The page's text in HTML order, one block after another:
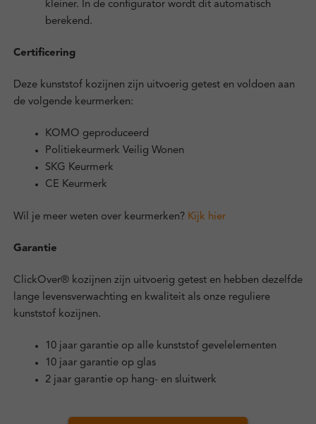
kleiner. In de configurator wordt dit automatisch
berekend.
Certificering
Deze kunststof kozijnen zijn uitvoerig getest en voldoen aan
de volgende keurmerken:
KOMO geproduceerd
Politiekeurmerk Veilig Wonen
SKG Keurmerk
CE Keurmerk
Wil je meer weten over keurmerken?Kijk hier
Garantie
ClickOver® kozijnen zijn uitvoerig getest en hebben dezelfde
lange levensverwachting en kwaliteit als onze reguliere
kunststof kozijnen.
10 jaar garantie op alle kunststof gevelelementen
10 jaar garantie op glas
2 jaar garantie op hang- en sluitwerk